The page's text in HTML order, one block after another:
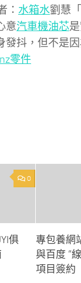
： 水箱水劉慧
意汽車機油芯
發抖，但不是
零件
0
俱
專包養網
與百度 “
項目簽約